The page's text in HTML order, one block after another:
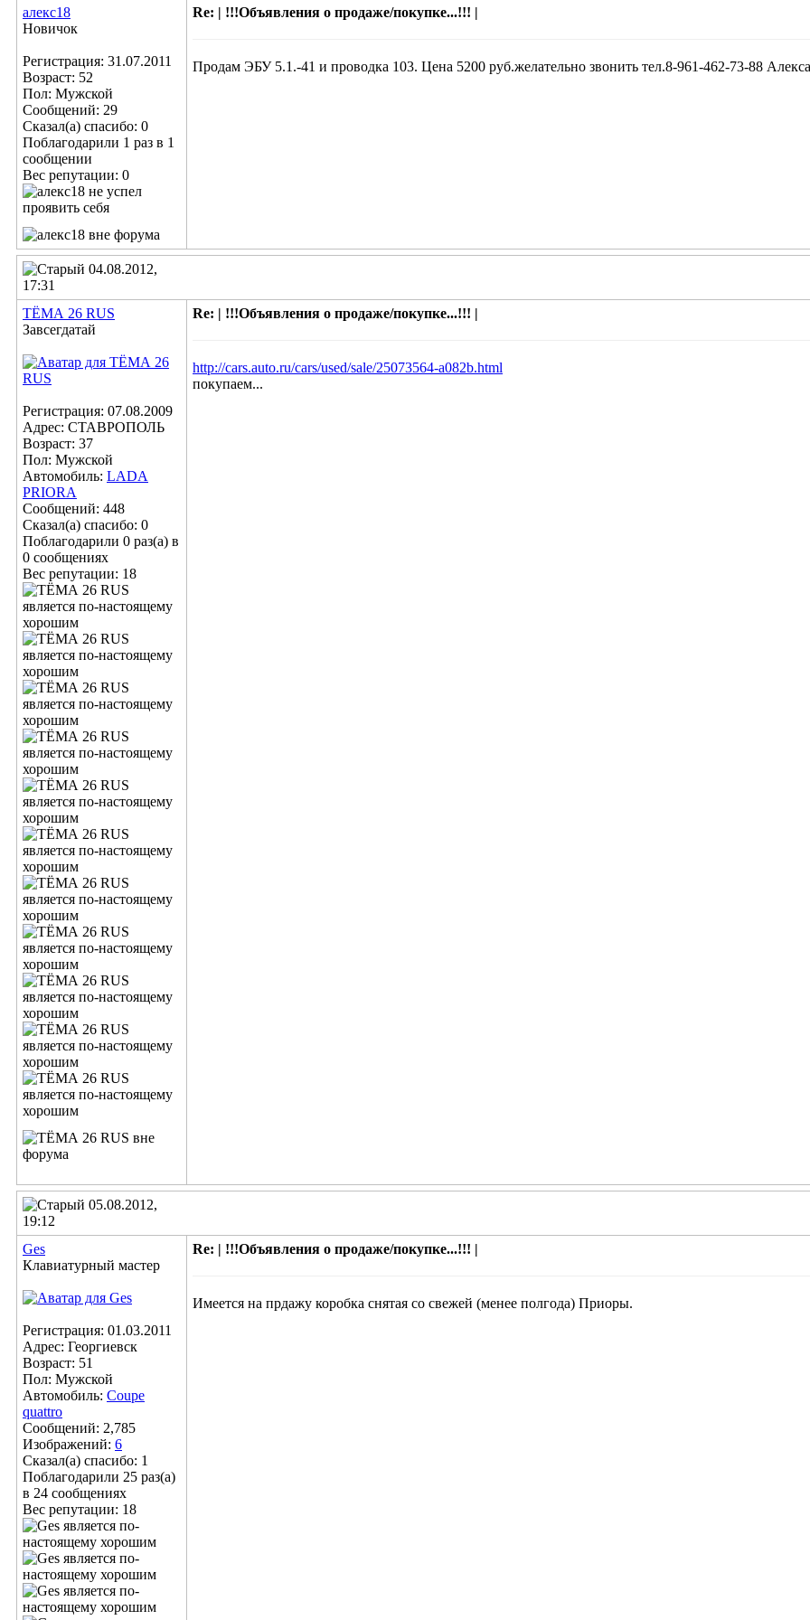
алекс18
Новичок
Регистрация: 31.07.2011
Возраст: 52
Пол: Мужской
Сообщений: 29
Сказал(а) спасибо: 0
Поблагодарили 1 раз в 1
сообщении
Вес репутации: 0
Re: | !!!Объявления о продаже/покупке...!!! |
Продам ЭБУ 5.1.-41 и проводка 103. Цена 5200 руб.желательно звонить тел.8-961-462-73-88
04.08.2012,
17:31
ТЁМА 26 RUS
Завсегдатай
Регистрация: 07.08.2009
Адрес: СТАВРОПОЛЬ
Возраст: 37
Пол: Мужской
Автомобиль: LADA
PRIORA
Сообщений: 448
Сказал(а) спасибо: 0
Поблагодарили 0 раз(а) в
0 сообщениях
Вес репутации: 18
Re: | !!!Объявления о продаже/покупке...!!! |
http://cars.auto.ru/cars/used/sale/25073564-a082b.html
покупаем...
05.08.2012,
19:12
Ges
Клавиатурный мастер
Регистрация: 01.03.2011
Адрес: Георгиевск
Возраст: 51
Пол: Мужской
Автомобиль: Coupe
quattro
Сообщений: 2,785
Изображений: 6
Сказал(а) спасибо: 1
Поблагодарили 25 раз(а)
в 24 сообщениях
Вес репутации: 18
Re: | !!!Объявления о продаже/покупке...!!! |
Имеется на прдажу коробка снятая со свежей (менее полгода) Приоры.